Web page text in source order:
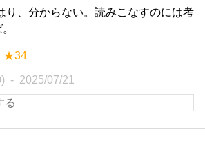
り、分からない。読みこなすのには考
★34
2025/07/21